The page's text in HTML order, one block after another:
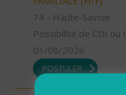
74 - Haute-Savoie
Possibilité de CDI ou
01/08/2026
POSTULER